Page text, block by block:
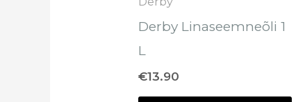
Derby Linaseemneõli 1
L
€13.90